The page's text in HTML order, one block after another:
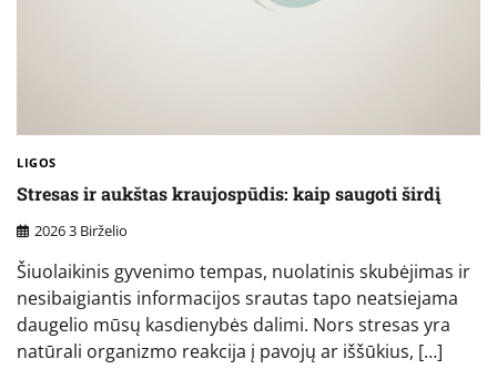
LIGOS
Stresas ir aukštas kraujospūdis: kaip saugoti širdį
2026 3 Birželio
Šiuolaikinis gyvenimo tempas, nuolatinis skubėjimas ir
nesibaigiantis informacijos srautas tapo neatsiejama
daugelio mūsų kasdienybės dalimi. Nors stresas yra
natūrali organizmo reakcija į pavojų ar iššūkius, […]